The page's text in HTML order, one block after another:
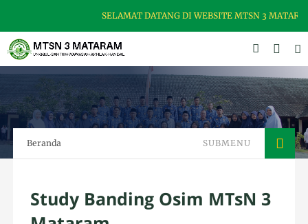
SELAMAT DATANG DI WEBSITE MTSN 3 MATARAM,
Beranda SUBMENU
Study Banding Osim MTsN 3